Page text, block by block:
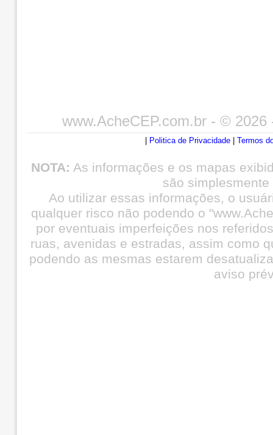
www.AcheCEP.com.br- © 2026
Politica de Privacidade Termos
NOTA: As informações e os mapas
são
Ao utilizar essas informações, o
qualquer risco não podendo o
por eventuais imperfeições nos
ruas, avenidas e estradas, assim como
podendo as mesmas estarem
aviso